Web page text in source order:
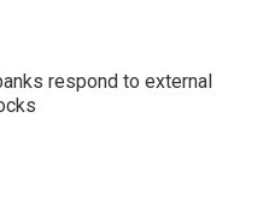
respond to external